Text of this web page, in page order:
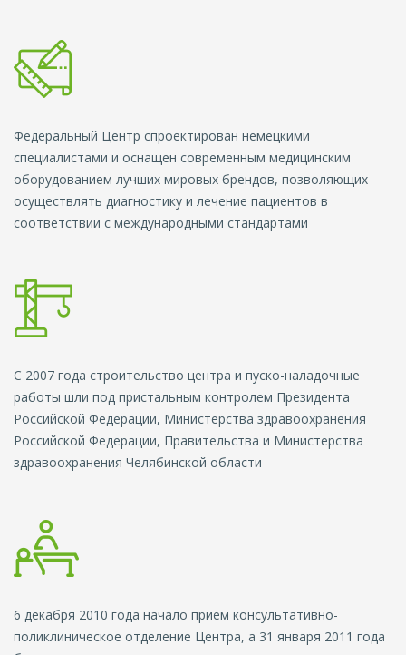
Федеральный Центр спроектирован немецкими
специалистами и оснащен современным медицинским
оборудованием лучших мировых брендов, позволяющих
осуществлять диагностику и лечение пациентов в
соответствии с международными стандартами
С 2007 года строительство центра и пуско-наладочные
работы шли под пристальным контролем Президента
Российской Федерации, Министерства здравоохранения
Российской Федерации, Правительства и Министерства
здравоохранения Челябинской области
6 декабря 2010 года начало прием консультативно-
поликлиническое отделение Центра, а 31 января 2011 года